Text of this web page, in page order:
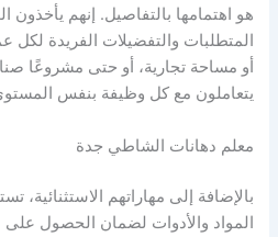
هو اهتمامها بالتفاصيل. إنهم يأخذون
المتطلبات والتفضيلات الفريدة لكل
أو مساحة تجارية، أو حتى مشروعًا
يتعاملون مع كل وظيفة بنفس
معلم دهانات الشاطي جدة
بالإضافة إلى مهاراتهم
المواد والأدوات لضمان الحصول على